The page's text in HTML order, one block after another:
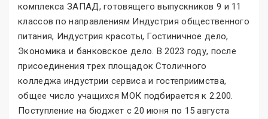
комплекса ЗАПАД, готовящего выпускников 9 и 11
классов по направлениям Индустрия общественного
питания, Индустрия красоты, Гостиничное дело,
Экономика и банковское дело. В 2023 году, после
присоединения трех площадок Столичного
колледжа индустрии сервиса и гостеприимства,
общее число учащихся МОК подбирается к 2.200.
Поступление на бюджет с 20 июня по 15 августа